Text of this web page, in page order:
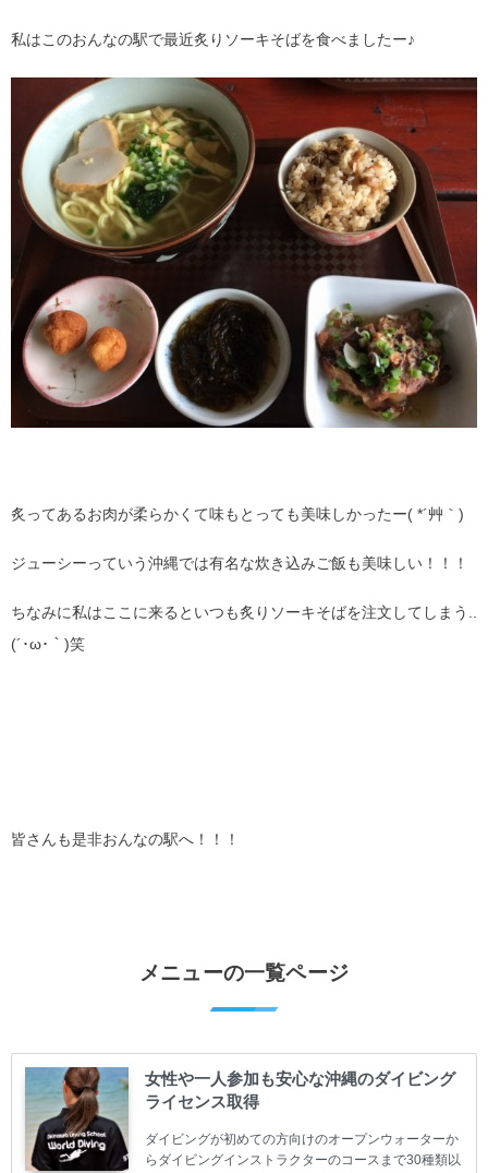
私はこのおんなの駅で最近炙りソーキそばを食べましたー♪
炙ってあるお肉が柔らかくて味もとっても美味しかったー( *´艸｀)
ジューシーっていう沖縄では有名な炊き込みご飯も美味しい！！！
ちなみに私はここに来るといつも炙りソーキそばを注文してしまう..
(´･ω･｀)笑
皆さんも是非おんなの駅へ！！！
メニューの一覧ページ
女性や一人参加も安心な沖縄のダイビング
ライセンス取得
ダイビングが初めての方向けのオープンウォーターか
らダイビングインストラクターのコースまで30種類以